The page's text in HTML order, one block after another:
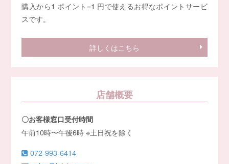
購入から1 ポイント=1 円で使えるお得なポイントサービ
スです。
詳しくはこちら
店舗概要
〇お客様窓口受付時間
午前10時〜午後6時 ※土日祝を除く
072-993-6414